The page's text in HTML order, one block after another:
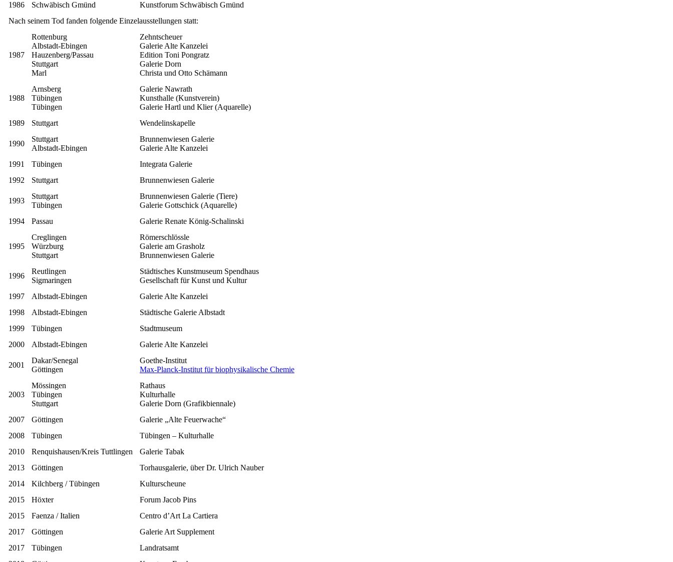
1986
Schwäbisch Gmünd
Kunstforum Schwäbisch Gmünd
Nach seinem Tod fanden folgende Einzelausstellungen statt:
1987
Rottenburg
Albstadt-Ebingen
Hauzenberg/Passau
Stuttgart
Marl
Zehntscheuer
Galerie Alte Kanzelei
Edition Toni Pongratz
Galerie Dorn
Christa und Otto Schämann
1988
Arnsberg
Tübingen
Tübingen
Galerie Nawrath
Kunsthalle (Kunstverein)
Galerie Hartl und Klier (Aquarelle)
1989
Stuttgart Wendelinskapelle
1990
Stuttgart
Albstadt-Ebingen
Brunnenwiesen Galerie
Galerie Alte Kanzelei
1991
Tübingen
Integrata Galerie
1992
Stuttgart Brunnenwiesen Galerie
1993
Stuttgart
Tübingen
Brunnenwiesen Galerie (Tiere)
Galerie Gottschick (Aquarelle)
1994
Passau Galerie Renate König-Schalinski
1995
Creglingen
Würzburg
Stuttgart
Römerschlössle
Galerie am Grasholz
Brunnenwiesen Galerie
1996
Reutlingen
Sigmaringen
Städtisches Kunstmuseum Spendhaus
Gesellschaft für Kunst und Kultur
1997
Albstadt-Ebingen
Galerie Alte Kanzelei
1998
Albstadt-Ebingen
Städtische Galerie Albstadt
1999
Tübingen
Stadtmuseum
2000
Albstadt-Ebingen Galerie Alte Kanzelei
2001
Dakar/Senegal
Göttingen
Goethe-Institut
Max-Planck-Institut für biophysikalische Chemie
2003
Mössingen
Tübingen
Stuttgart
Rathaus
Kulturhalle
Galerie Dorn (Grafikbiennale)
2007
Göttingen
Galerie „Alte Feuerwache“
2008
Tübingen
Tübingen – Kulturhalle
2010
Renquishausen/Kreis Tuttlingen
Galerie Tabak
2013
Göttingen
Torhausgalerie, über Dr. Ulrich Nauber
2014
Kilchberg / Tübingen
Kulturscheune
2015
Höxter
Forum Jacob Pins
2015
Faenza / Italien
Centro d’Art La Cartiera
2017
Göttingen
Galerie Art Supplement
2017
Tübingen
Landratsamt